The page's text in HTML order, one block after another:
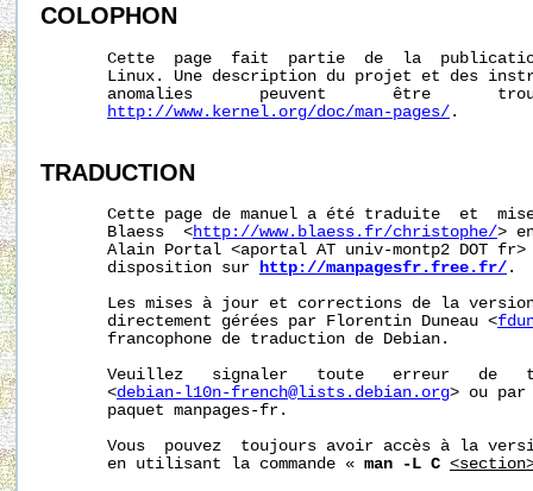
COLOPHON
Cette  page  fait  partie  de  la
Linux. Une description du projet et des
anomalies       peuvent       être
http://www.kernel.org/doc/man-pages/ .
TRADUCTION
Cette page de manuel a été traduite  et
       Blaess  <
http://www.blaess.fr/christophe/>
Alain Portal <aportal AT univ-montp2 DOT
       disposition sur
http://manpagesfr.free.fr/ .
Les mises à jour et corrections de la
       directement gérées par Florentin Duneau <
       francophone de traduction de Debian.
Veuillez   signaler   toute   erreur   de
       <
debian-l10n-french@lists.debian.org> ou par
       paquet manpages-fr.
Vous  pouvez  toujours avoir accès à la
       en utilisant la commande «
man -L C